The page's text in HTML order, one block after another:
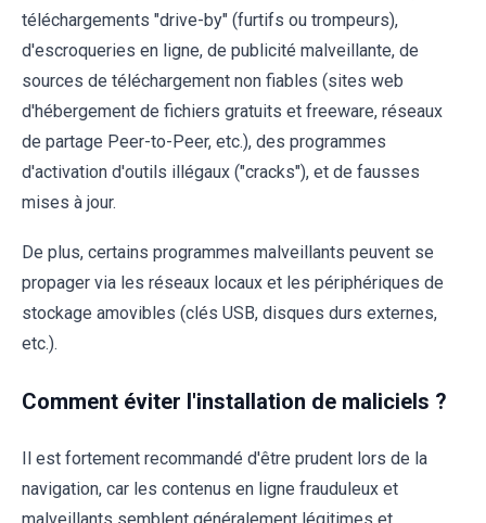
téléchargements "drive-by" (furtifs ou trompeurs),
d'escroqueries en ligne, de publicité malveillante, de
sources de téléchargement non fiables (sites web
d'hébergement de fichiers gratuits et freeware, réseaux
de partage Peer-to-Peer, etc.), des programmes
d'activation d'outils illégaux ("cracks"), et de fausses
mises à jour.
De plus, certains programmes malveillants peuvent se
propager via les réseaux locaux et les périphériques de
stockage amovibles (clés USB, disques durs externes,
etc.).
Comment éviter l'installation de maliciels ?
Il est fortement recommandé d'être prudent lors de la
navigation, car les contenus en ligne frauduleux et